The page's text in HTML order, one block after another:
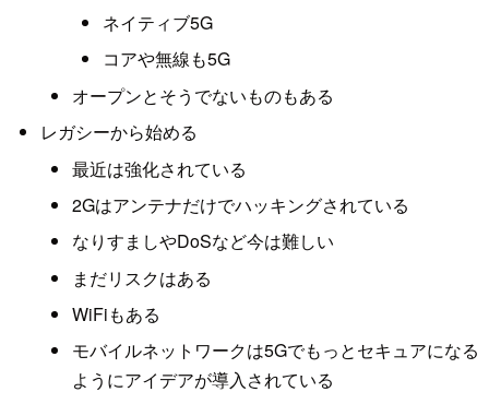
ネイティブ5G
コアや無線も5G
オープンとそうでないものもある
レガシーから始める
最近は強化されている
2Gはアンテナだけでハッキングされている
なりすましやDoSなど今は難しい
まだリスクはある
WiFiもある
モバイルネットワークは5Gでもっとセキュアになる
ようにアイデアが導入されている